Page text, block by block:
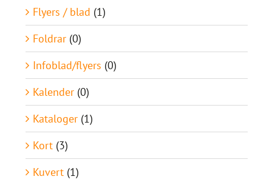
Flyers / blad (1)
Foldrar (0)
Infoblad/flyers (0)
Kalender (0)
Kataloger (1)
Kort (3)
Kuvert (1)